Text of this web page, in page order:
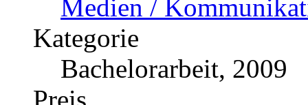
Katalognummer
297526
Autor